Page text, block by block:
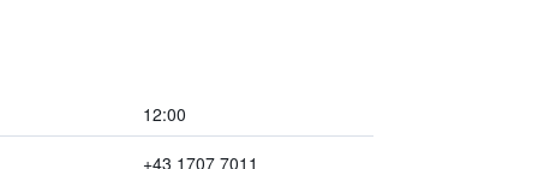
12:00
+43 1707 7011